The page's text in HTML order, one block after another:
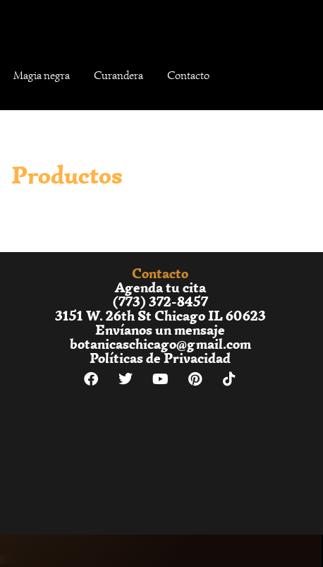
Magia negra Curandera Contacto
Productos
Contacto
Agenda tu cita
(773) 372-8457
3151 W. 26th St Chicago IL 60623
Envíanos un mensaje
botanicaschicago@gmail.com
Políticas de Privacidad